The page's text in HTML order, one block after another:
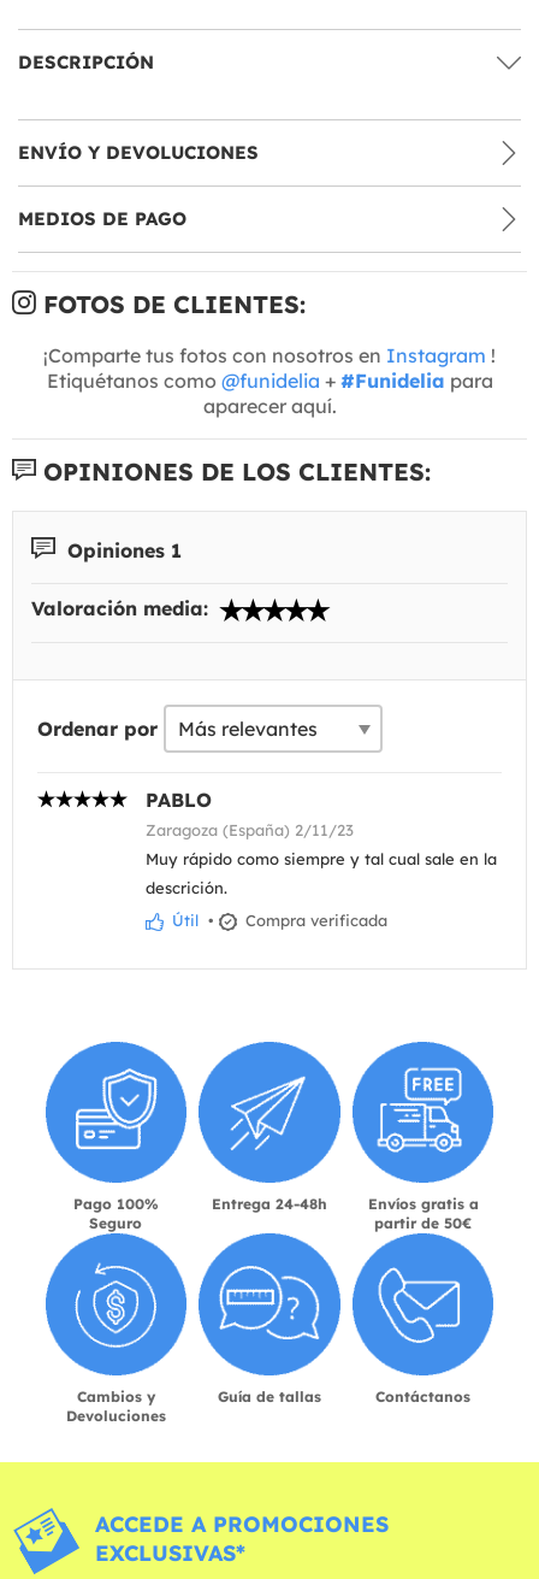
DESCRIPCIÓN
ENVÍO Y DEVOLUCIONES
MEDIOS DE PAGO
FOTOS DE CLIENTES:
¡Comparte tus fotos con nosotros en Instagram !
Etiquétanos como @funidelia + #Funidelia para
aparecer aquí.
OPINIONES DE LOS CLIENTES:
Opiniones 1
Valoración media:
Ordenar por
PABLO
Zaragoza (España) 2/11/23
Muy rápido como siempre y tal cual sale en la
descrición.
Útil • Compra verificada
Pago 100%
Seguro
Entrega 24-48h
Envíos gratis a
partir de 50€
Cambios y
Devoluciones
Guía de tallas Contáctanos
ACCEDE A PROMOCIONES
EXCLUSIVAS*